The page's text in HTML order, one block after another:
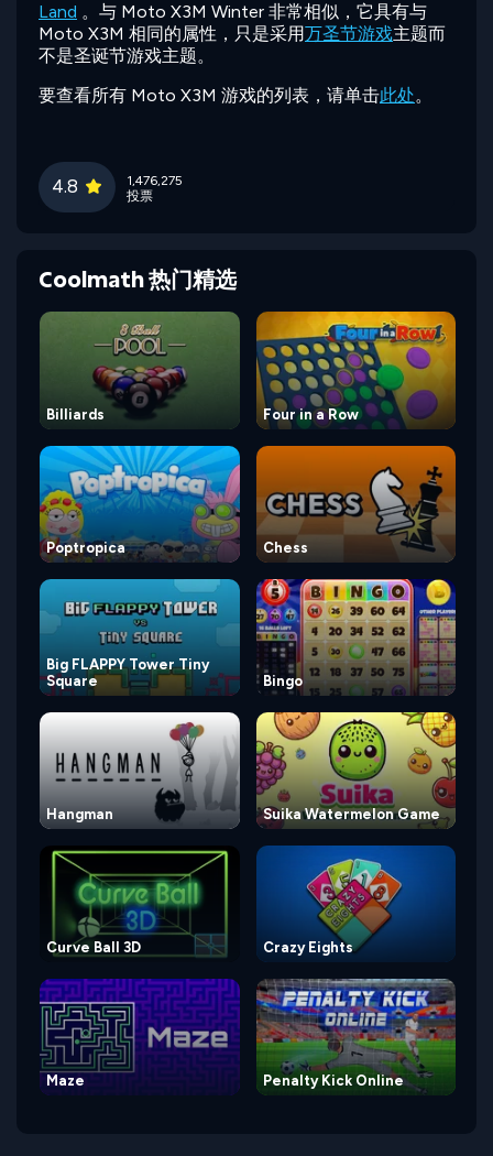
Land 。与 Moto X3M Winter 非常相似，它具有与
Moto X3M 相同的属性，只是采用万圣节游戏主题而
不是圣诞节游戏主题。
要查看所有 Moto X3M 游戏的列表，请单击此处。
4.8
1,476,275
投票
Coolmath 热门精选
Billiards Four in a Row
Poptropica Chess
Big FLAPPY Tower Tiny
Square
Bingo
Hangman Suika Watermelon Game
Curve Ball 3D Crazy Eights
Maze Penalty Kick Online